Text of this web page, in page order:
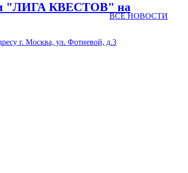
ВСЕ НОВОСТИ
"ЛИГА КВЕСТОВ" на
г. Москва, ул. Фотиевой, д.3